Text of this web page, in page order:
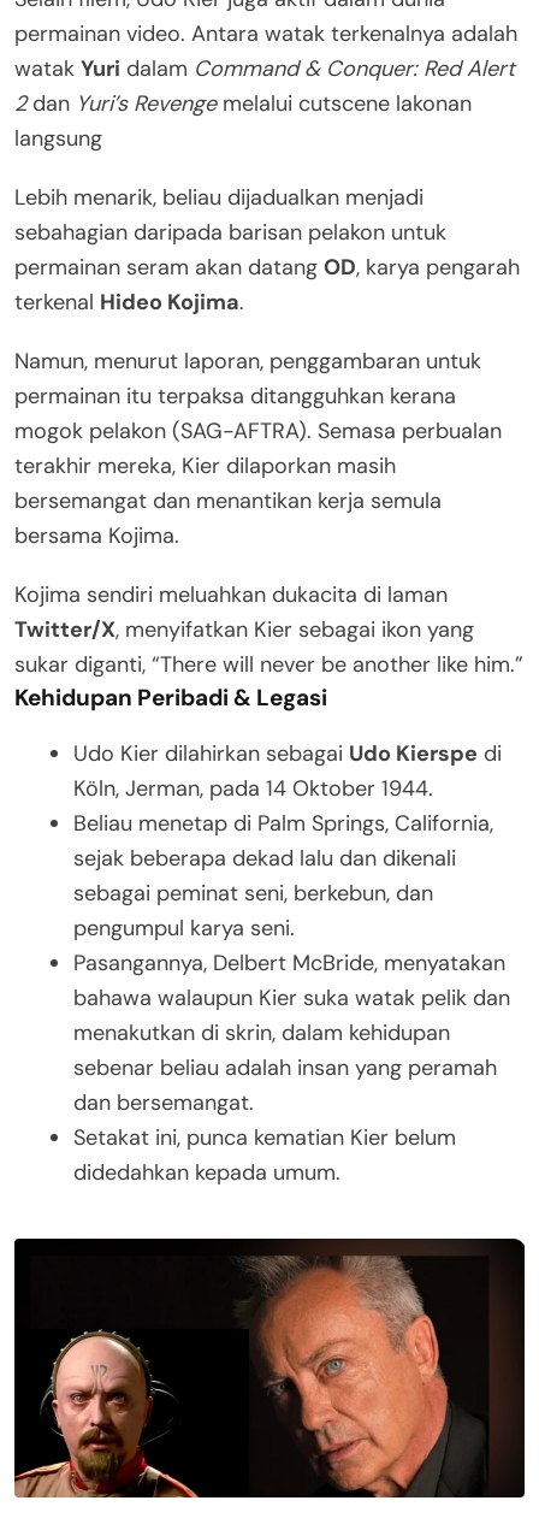
permainan video. Antara watak terkenalnya adalah
watak Yuri dalam Command & Conquer: Red Alert
2dan Yuri’s Revengemelalui cutscene lakonan
langsung
Lebih menarik, beliau dijadualkan menjadi
sebahagian daripada barisan pelakon untuk
permainan seram akan datang OD, karya pengarah
terkenal Hideo Kojima.
Namun, menurut laporan, penggambaran untuk
permainan itu terpaksa ditangguhkan kerana
mogok pelakon (SAG-AFTRA). Semasa perbualan
terakhir mereka, Kier dilaporkan masih
bersemangat dan menantikan kerja semula
bersama Kojima.
Kojima sendiri meluahkan dukacita di laman
Twitter/X, menyifatkan Kier sebagai ikon yang
sukar diganti, “There will never be another like him.”
Kehidupan Peribadi & Legasi
Udo Kier dilahirkan sebagai Udo Kierspe di
Köln, Jerman, pada 14 Oktober 1944.
Beliau menetap di Palm Springs, California,
sejak beberapa dekad lalu dan dikenali
sebagai peminat seni, berkebun, dan
pengumpul karya seni.
Pasangannya, Delbert McBride, menyatakan
bahawa walaupun Kier suka watak pelik dan
menakutkan di skrin, dalam kehidupan
sebenar beliau adalah insan yang peramah
dan bersemangat.
Setakat ini, punca kematian Kier belum
didedahkan kepada umum.